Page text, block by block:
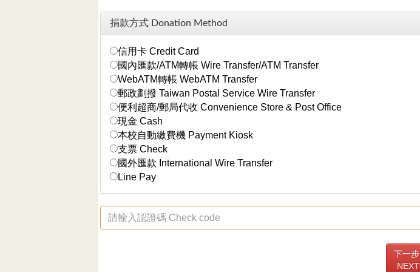
捐款方式 Donation Method
信用卡 Credit Card
國內匯款/ATM轉帳 Wire Transfer/ATM Transfer
WebATM轉帳 WebATM Transfer
郵政劃撥 Taiwan Postal Service Wire Transfer
便利超商/郵局代收 Convenience Store & Post Office
現金 Cash
本校自動繳費機 Payment Kiosk
支票 Check
國外匯款 International Wire Transfer
Line Pay
下一步
NEXT